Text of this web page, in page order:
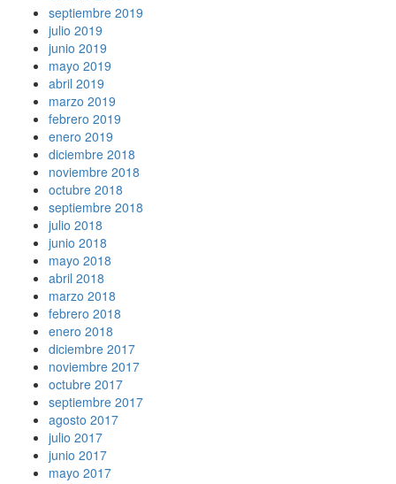
septiembre 2019
julio 2019
junio 2019
mayo 2019
abril 2019
marzo 2019
febrero 2019
enero 2019
diciembre 2018
noviembre 2018
octubre 2018
septiembre 2018
julio 2018
junio 2018
mayo 2018
abril 2018
marzo 2018
febrero 2018
enero 2018
diciembre 2017
noviembre 2017
octubre 2017
septiembre 2017
agosto 2017
julio 2017
junio 2017
mayo 2017